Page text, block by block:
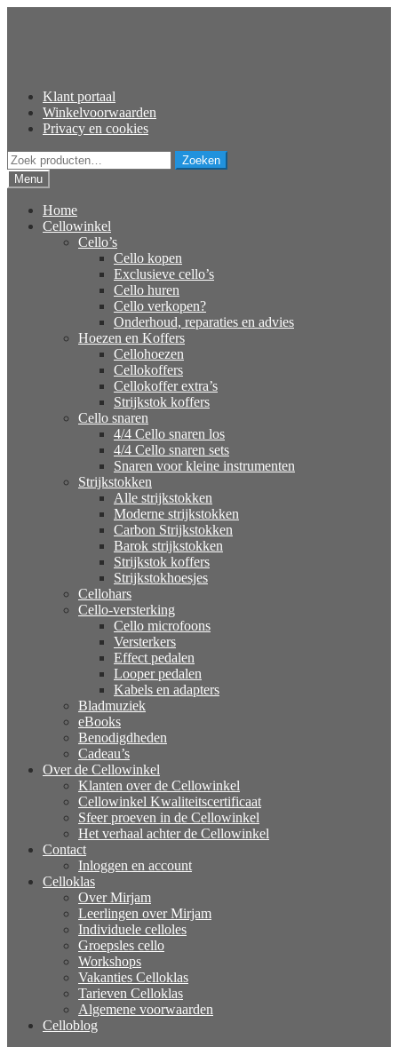
Klant portaal
Winkelvoorwaarden
Privacy en cookies
Zoeken
naar:
Zoeken
Menu
Home
Cellowinkel
Cello’s
Cello kopen
Exclusieve cello’s
Cello huren
Cello verkopen?
Onderhoud, reparaties en advies
Hoezen en Koffers
Cellohoezen
Cellokoffers
Cellokoffer extra’s
Strijkstok koffers
Cello snaren
4/4 Cello snaren los
4/4 Cello snaren sets
Snaren voor kleine instrumenten
Strijkstokken
Alle strijkstokken
Moderne strijkstokken
Carbon Strijkstokken
Barok strijkstokken
Strijkstok koffers
Strijkstokhoesjes
Cellohars
Cello-versterking
Cello microfoons
Versterkers
Effect pedalen
Looper pedalen
Kabels en adapters
Bladmuziek
eBooks
Benodigdheden
Cadeau’s
Over de Cellowinkel
Klanten over de Cellowinkel
Cellowinkel Kwaliteitscertificaat
Sfeer proeven in de Cellowinkel
Het verhaal achter de Cellowinkel
Contact
Inloggen en account
Celloklas
Over Mirjam
Leerlingen over Mirjam
Individuele celloles
Groepsles cello
Workshops
Vakanties Celloklas
Tarieven Celloklas
Algemene voorwaarden
Celloblog